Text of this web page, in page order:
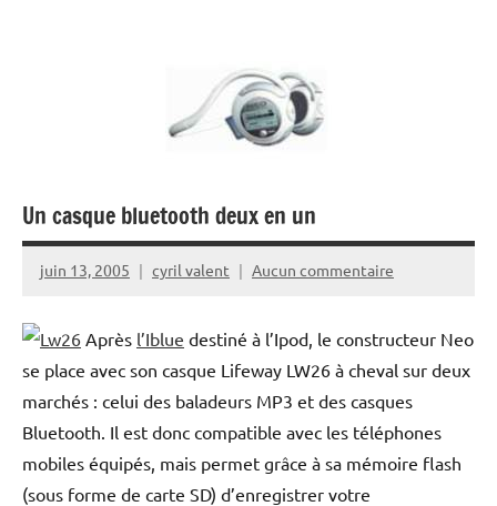
Un casque bluetooth deux en un
juin 13, 2005 cyril valent Aucun commentaire
Après l’Iblue destiné à l’Ipod, le constructeur Neo
se place avec son casque Lifeway LW26 à cheval sur deux
marchés : celui des baladeurs MP3 et des casques
Bluetooth. Il est donc compatible avec les téléphones
mobiles équipés, mais permet grâce à sa mémoire flash
(sous forme de carte SD) d’enregistrer votre